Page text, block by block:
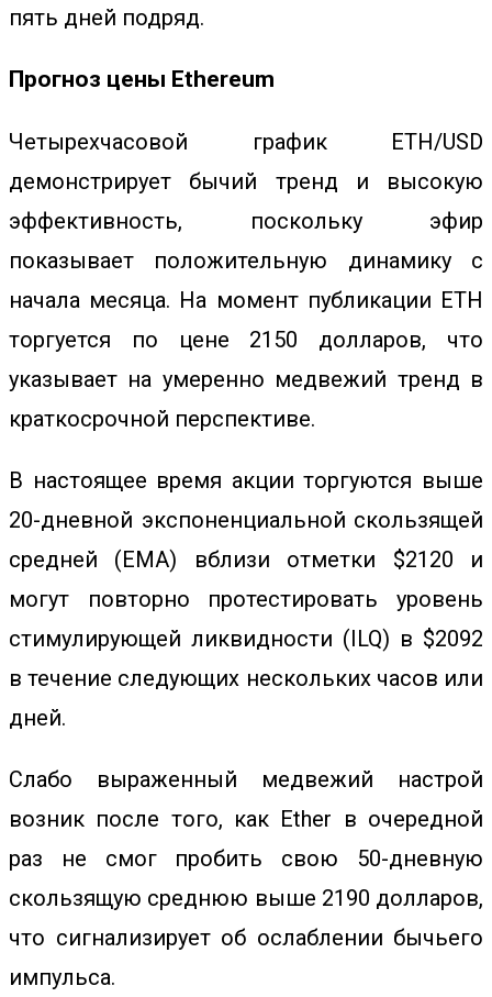
пять дней подряд.
Прогноз цены Ethereum
Четырехчасовой график ETH/USD
демонстрирует бычий тренд и высокую
эффективность, поскольку эфир
показывает положительную динамику с
начала месяца. На момент публикации ETH
торгуется по цене 2150 долларов, что
указывает на умеренно медвежий тренд в
краткосрочной перспективе.
В настоящее время акции торгуются выше
20-дневной экспоненциальной скользящей
средней (EMA) вблизи отметки $2120 и
могут повторно протестировать уровень
стимулирующей ликвидности (ILQ) в $2092
в течение следующих нескольких часов или
дней.
Слабо выраженный медвежий настрой
возник после того, как Ether в очередной
раз не смог пробить свою 50-дневную
скользящую среднюю выше 2190 долларов,
что сигнализирует об ослаблении бычьего
импульса.